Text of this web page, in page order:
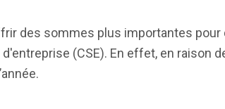
des sommes plus importantes pour
(CSE). En effet, en raison